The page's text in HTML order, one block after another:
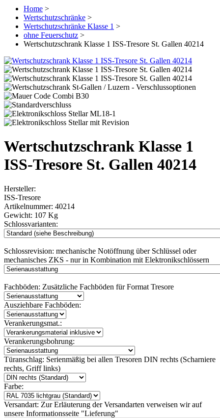
Home >
Wertschutzschränke >
Wertschutzschränke Klasse 1 >
ohne Feuerschutz >
Wertschutzschrank Klasse 1 ISS-Tresore St. Gallen 40214
Wertschutzschrank Klasse 1
ISS-Tresore St. Gallen 40214
Hersteller:
ISS-Tresore
Artikelnummer: 40214
Gewicht: 107 Kg
Schlossvarianten:
Schlossrevision: mechanische Notöffnung über Schlüssel oder
mechanisches ZKS - nur in Kombination mit Elektronikschlössern
Fachböden: Zusätzliche Fachböden für Format Tresore
Ausziehbare Fachböden:
Verankerungsmat.:
Verankerungsbohrung:
Türanschlag: Serienmäßig bei allen Tresoren DIN rechts (Scharniere
rechts, Griff links)
Farbe:
Versandart: Zur Erläuterung der Versandarten verweisen wir auf
unsere Informationsseite "Lieferung"